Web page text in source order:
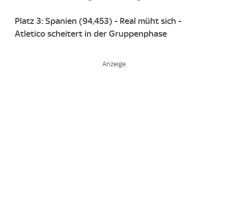
Platz 3: Spanien (94,453) - Real müht sich -
Atletico scheitert in der Gruppenphase